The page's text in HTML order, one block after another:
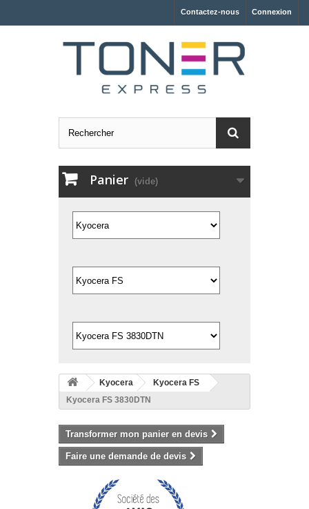
Connexion
Contactez-nous
Panier (vide)
Kyocera
Kyocera FS
Kyocera FS 3830DTN
Transformer mon panier en devis
Faire une demande de devis